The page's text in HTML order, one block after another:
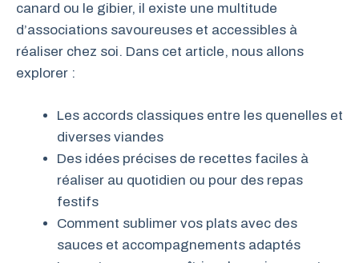
canard ou le gibier, il existe une multitude
d’associations savoureuses et accessibles à
réaliser chez soi. Dans cet article, nous allons
explorer :
Les accords classiques entre les quenelles et
diverses viandes
Des idées précises de recettes faciles à
réaliser au quotidien ou pour des repas
festifs
Comment sublimer vos plats avec des
sauces et accompagnements adaptés